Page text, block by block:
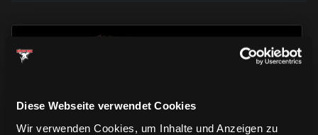
Diese Webseite verwendet Cookies
Wir verwenden Cookies, um Inhalte und Anzeigen zu
TRIKOTS